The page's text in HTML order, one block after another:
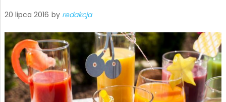
20 lipca 2016 by redakcja